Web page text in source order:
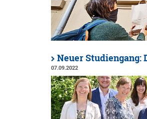
Neuer Studiengang:
07.09.2022